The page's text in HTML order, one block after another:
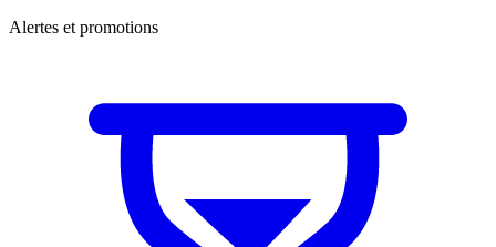
Alertes et promotions